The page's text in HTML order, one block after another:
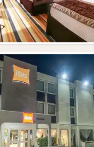
Forrige bilde